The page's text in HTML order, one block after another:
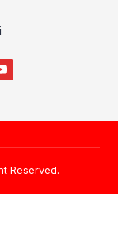
Reserved.